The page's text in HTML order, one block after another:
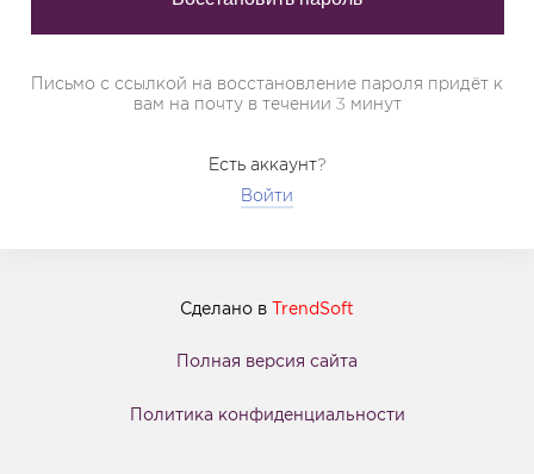
Письмо с ссылкой на восстановление пароля придёт к
вам на почту в течении 3 минут
Есть аккаунт?
Войти
Сделано в TrendSoft
Полная версия сайта
Политика конфиденциальности